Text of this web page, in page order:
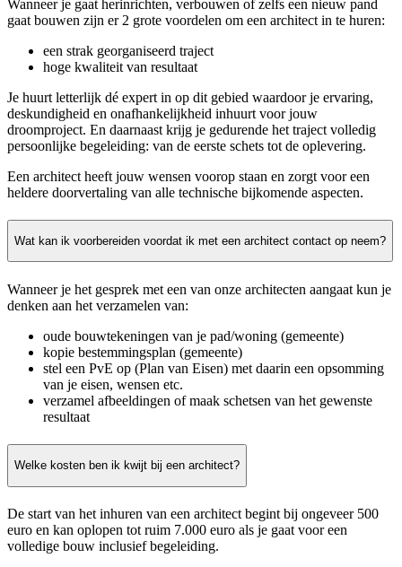
Wanneer je gaat herinrichten, verbouwen of zelfs een nieuw pand
gaat bouwen zijn er 2 grote voordelen om een architect in te huren:
een strak georganiseerd traject
hoge kwaliteit van resultaat
Je huurt letterlijk dé expert in op dit gebied waardoor je ervaring,
deskundigheid en onafhankelijkheid inhuurt voor jouw
droomproject. En daarnaast krijg je gedurende het traject volledig
persoonlijke begeleiding: van de eerste schets tot de oplevering.
Een architect heeft jouw wensen voorop staan en zorgt voor een
heldere doorvertaling van alle technische bijkomende aspecten.
Wat kan ik voorbereiden voordat ik met een architect contact op neem?
Wanneer je het gesprek met een van onze architecten aangaat kun je
denken aan het verzamelen van:
oude bouwtekeningen van je pad/woning (gemeente)
kopie bestemmingsplan (gemeente)
stel een PvE op (Plan van Eisen) met daarin een opsomming
van je eisen, wensen etc.
verzamel afbeeldingen of maak schetsen van het gewenste
resultaat
Welke kosten ben ik kwijt bij een architect?
De start van het inhuren van een architect begint bij ongeveer 500
euro en kan oplopen tot ruim 7.000 euro als je gaat voor een
volledige bouw inclusief begeleiding.